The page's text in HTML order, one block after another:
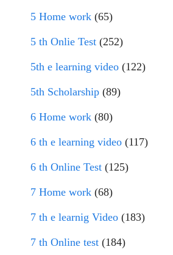
5 Home work (65)
5 th Onlie Test (252)
5th e learning video (122)
5th Scholarship (89)
6 Home work (80)
6 th e learning video (117)
6 th Online Test (125)
7 Home work (68)
7 th e learnig Video (183)
7 th Online test (184)